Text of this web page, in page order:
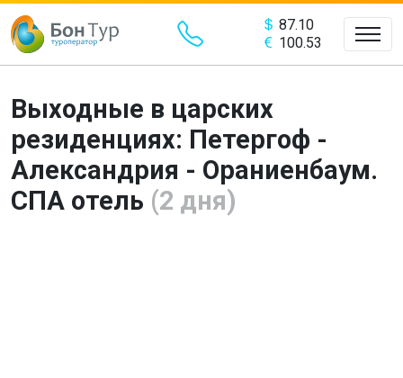
87.10
100.53
Выходные в царских
резиденциях: Петергоф -
Александрия - Ораниенбаум.
СПА отель (2 дня)